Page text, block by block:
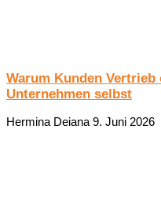
Warum Kunden
Unternehmen selbst
Hermina Deiana9. Juni 2026